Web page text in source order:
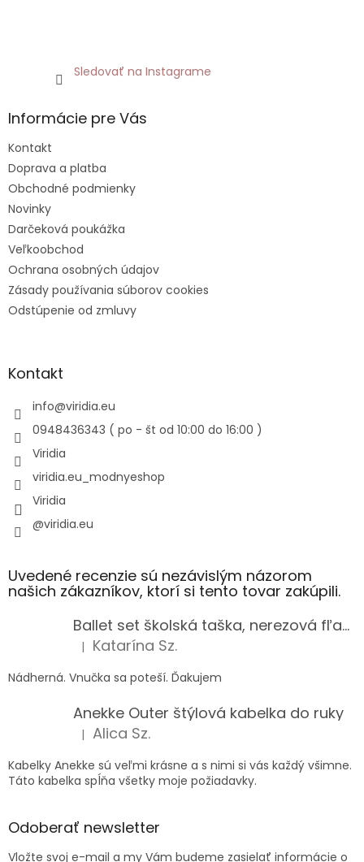
Sledovať na Instagrame
Informácie pre Vás
Kontakt
Doprava a platba
Obchodné podmienky
Novinky
Darčeková poukážka
Veľkoobchod
Ochrana osobných údajov
Zásady používania súborov cookies
Odstúpenie od zmluvy
Kontakt
info@viridia.eu
0948436343 ( po - št od 10:00 do 16:00 )
Viridia
viridia.eu_modnyeshop
Viridia
@viridia.eu
Uvedené recenzie sú nezávislým názorom
našich zákazníkov, ktorí si tento tovar zakúpili.
Ballet set školská taška, nerezová fľaša a plný peračník s motívom baletky pre dievča
Hodnotenie produktu je 5 z 5 hviezdičiek.
| Katarína Sz.
Nádherná. Vnučka sa poteší. Ďakujem
Anekke Outer štýlová kabelka do ruky
Hodnotenie produktu je 5 z 5 hviezdičiek.
| Alica Sz.
Kabelky Anekke sú veľmi krásne a s nimi si vás každý všimne.
Táto kabelka spĺňa všetky moje požiadavky.
Odoberať newsletter
Vložte svoj e-mail a my Vám budeme zasielať informácie o